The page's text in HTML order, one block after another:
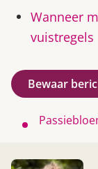
Wanneer
vuistregels
Bewaar